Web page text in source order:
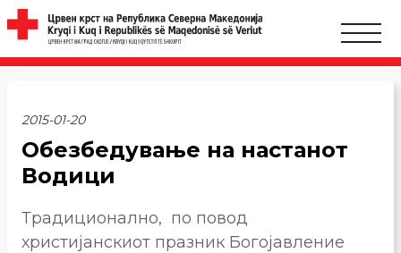
2015-01-20
Обезбедување на настанот
Водици
Традиционално, по повод
христијанскиот празник Богојавление